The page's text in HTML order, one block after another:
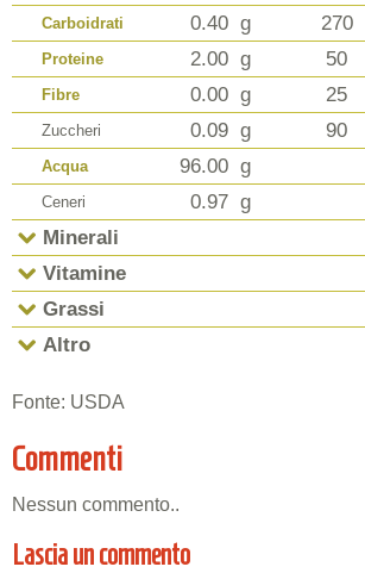
Carboidrati 0.40 g 270
Proteine 2.00 g 50
Fibre 0.00 g 25
Zuccheri 0.09 g 90
Acqua 96.00 g
Ceneri 0.97 g
Minerali
Vitamine
Grassi
Altro
Fonte: USDA
Commenti
Nessun commento..
Lascia un commento